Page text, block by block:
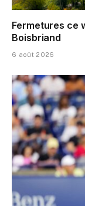
Fermetures ce
Boisbriand
6 août 2026